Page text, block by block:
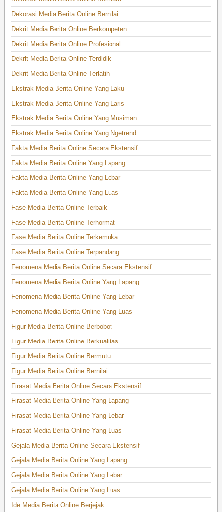
Dekorasi Media Berita Online Bernilai
Dekrit Media Berita Online Berkompeten
Dekrit Media Berita Online Profesional
Dekrit Media Berita Online Terdidik
Dekrit Media Berita Online Terlatih
Ekstrak Media Berita Online Yang Laku
Ekstrak Media Berita Online Yang Laris
Ekstrak Media Berita Online Yang Musiman
Ekstrak Media Berita Online Yang Ngetrend
Fakta Media Berita Online Secara Ekstensif
Fakta Media Berita Online Yang Lapang
Fakta Media Berita Online Yang Lebar
Fakta Media Berita Online Yang Luas
Fase Media Berita Online Terbaik
Fase Media Berita Online Terhormat
Fase Media Berita Online Terkemuka
Fase Media Berita Online Terpandang
Fenomena Media Berita Online Secara Ekstensif
Fenomena Media Berita Online Yang Lapang
Fenomena Media Berita Online Yang Lebar
Fenomena Media Berita Online Yang Luas
Figur Media Berita Online Berbobot
Figur Media Berita Online Berkualitas
Figur Media Berita Online Bermutu
Figur Media Berita Online Bernilai
Firasat Media Berita Online Secara Ekstensif
Firasat Media Berita Online Yang Lapang
Firasat Media Berita Online Yang Lebar
Firasat Media Berita Online Yang Luas
Gejala Media Berita Online Secara Ekstensif
Gejala Media Berita Online Yang Lapang
Gejala Media Berita Online Yang Lebar
Gejala Media Berita Online Yang Luas
Ide Media Berita Online Berjejak